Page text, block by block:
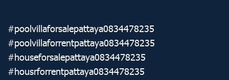
#poolvillaforsalepattaya0834478235
#poolvillaforrentpattaya0834478235
#houseforsalepattaya0834478235
#housrforrentpattaya0834478235